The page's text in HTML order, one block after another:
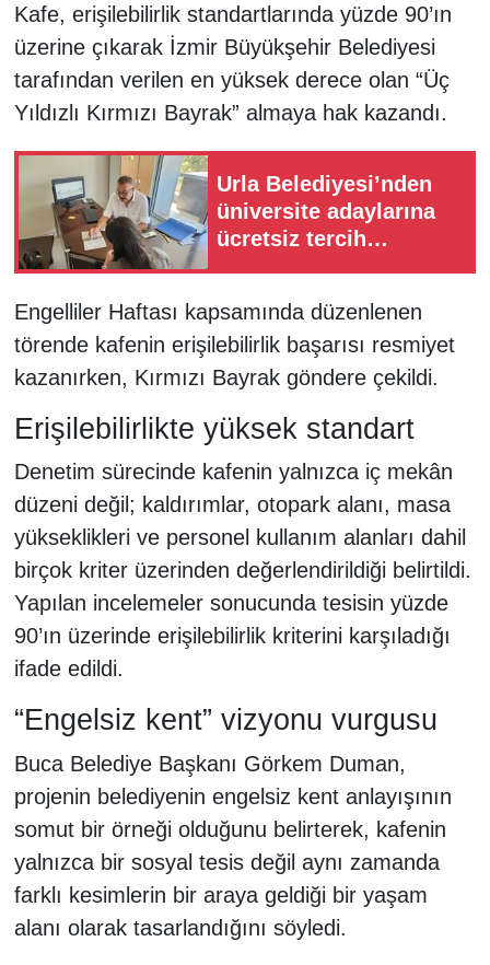
Kafe, erişilebilirlik standartlarında yüzde 90’ın
üzerine çıkarak İzmir Büyükşehir Belediyesi
tarafından verilen en yüksek derece olan “Üç
Yıldızlı Kırmızı Bayrak” almaya hak kazandı.
Urla Belediyesi’nden
üniversite adaylarına
ücretsiz tercih
Engelliler Haftası kapsamında düzenlenen
törende kafenin erişilebilirlik başarısı resmiyet
kazanırken, Kırmızı Bayrak göndere çekildi.
Erişilebilirlikte yüksek standart
Denetim sürecinde kafenin yalnızca iç mekân
düzeni değil; kaldırımlar, otopark alanı, masa
yükseklikleri ve personel kullanım alanları dahil
birçok kriter üzerinden değerlendirildiği belirtildi.
Yapılan incelemeler sonucunda tesisin yüzde
90’ın üzerinde erişilebilirlik kriterini karşıladığı
ifade edildi.
“Engelsiz kent” vizyonu vurgusu
Buca Belediye Başkanı Görkem Duman,
projenin belediyenin engelsiz kent anlayışının
somut bir örneği olduğunu belirterek, kafenin
yalnızca bir sosyal tesis değil aynı zamanda
farklı kesimlerin bir araya geldiği bir yaşam
alanı olarak tasarlandığını söyledi.